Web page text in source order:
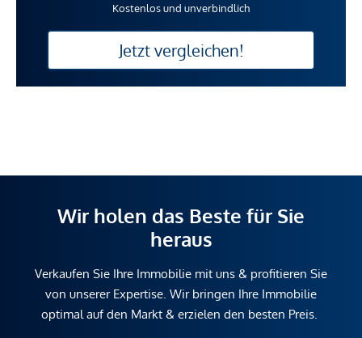
Kostenlos und unverbindlich
Jetzt vergleichen!
Wir holen das Beste für Sie
heraus
Verkaufen Sie Ihre Immobilie mit uns & profitieren Sie
von unserer Expertise. Wir bringen Ihre Immobilie
optimal auf den Markt & erzielen den besten Preis.